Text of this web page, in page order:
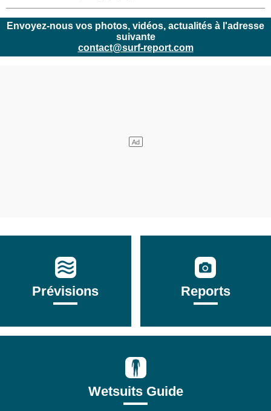
Envoyez-nous vos photos, vidéos, actualités à l'adresse
suivante
contact@surf-report.com
Prévisions Reports
Wetsuits Guide